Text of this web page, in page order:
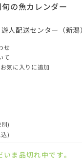
の魚カレンダー
人配送センター（新潟）
せ
て
気に入りに追加
)
)
いま品切れ中です。